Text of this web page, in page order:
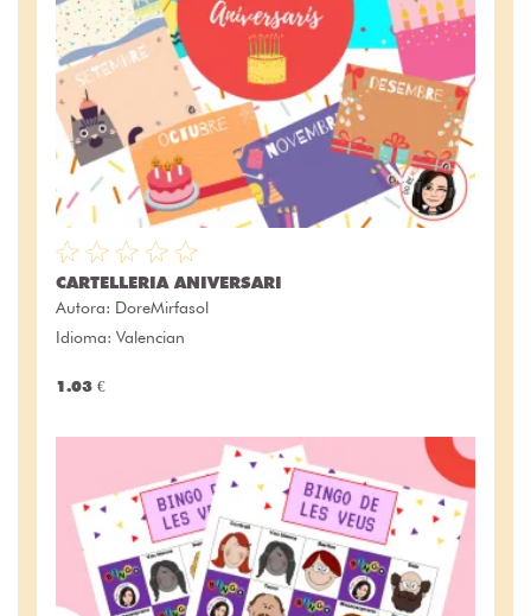
CARTELLERIA ANIVERSARI
Autora: DoreMirfasol
Idioma: Valencian
1.03 €